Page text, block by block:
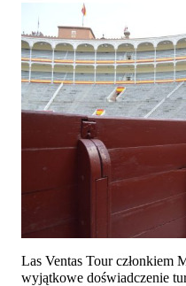
Las Ventas Tour członkiem
wyjątkowe doświadczenie